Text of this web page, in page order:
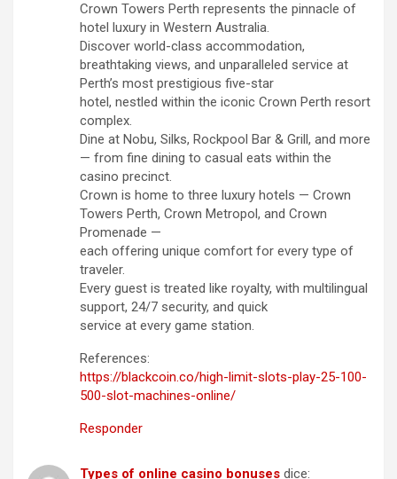
Crown Towers Perth represents the pinnacle of
hotel luxury in Western Australia.
Discover world-class accommodation,
breathtaking views, and unparalleled service at
Perth’s most prestigious five-star
hotel, nestled within the iconic Crown Perth resort
complex.
Dine at Nobu, Silks, Rockpool Bar & Grill, and more
— from fine dining to casual eats within the
casino precinct.
Crown is home to three luxury hotels — Crown
Towers Perth, Crown Metropol, and Crown
Promenade —
each offering unique comfort for every type of
traveler.
Every guest is treated like royalty, with multilingual
support, 24/7 security, and quick
service at every game station.
References:
https://blackcoin.co/high-limit-slots-play-25-100-
500-slot-machines-online/
Responder
Types of online casino bonuses dice: